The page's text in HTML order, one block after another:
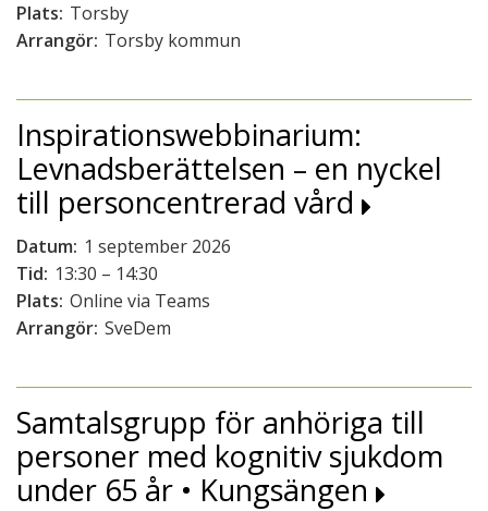
Plats: Torsby
Arrangör: Torsby kommun
Inspirationswebbinarium:
Levnadsberättelsen – en nyckel
till personcentrerad vård
Datum: 1 september 2026
Tid: 13:30 – 14:30
Plats: Online via Teams
Arrangör: SveDem
Samtalsgrupp för anhöriga till
personer med kognitiv sjukdom
under 65 år • Kungsängen